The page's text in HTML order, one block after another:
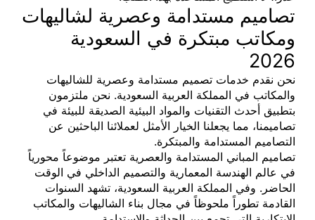
تصاميم مستدامة وعصرية لشاليهات
ومكاتب مبتكرة في السعودية
2026
نحن نقدم خدمات تصميم مستدامة وعصرية للشاليهات
والمكاتب في المملكة العربية السعودية. نحن ملتزمون
بتطبيق أحدث التقنيات والمواد البيئية الصديقة للبيئة في
تصاميمنا، مما يجعلنا الخيار الأمثل لعملائنا الباحثين عن
التصاميم المستدامة والمبتكرة.
تصاميم المباني المستدامة والعصرية تعتبر موضوعاً محورياً
في عالم الهندسة المعمارية والتصميم الداخلي في الوقت
الحاضر. وفي المملكة العربية السعودية، تشهد السنوات
القادمة تطوراً ملحوظاً في مجال بناء الشاليهات والمكاتب